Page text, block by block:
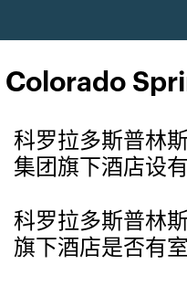
Colorado
科罗拉多斯普林
集团旗下酒店设
科罗拉多斯普林
旗下酒店是否有